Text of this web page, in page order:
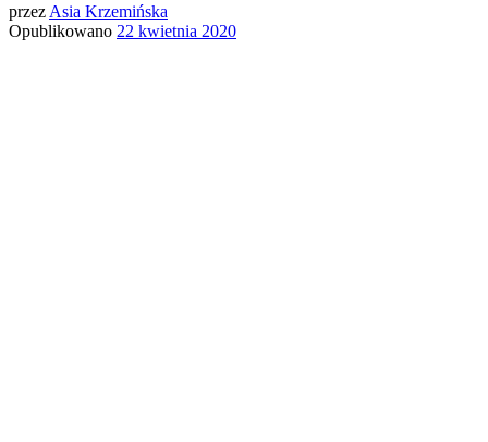
przez Asia Krzemińska
Opublikowano 22 kwietnia 2020